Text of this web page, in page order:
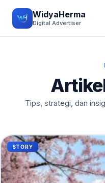
WidyaHerma
Digital Advertiser
Tips, strategi, dan
STORY